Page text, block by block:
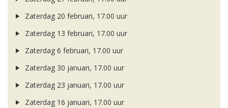
Zaterdag 20 februari, 17.00 uur
Zaterdag 13 februari, 17.00 uur
Zaterdag 6 februari, 17.00 uur
Zaterdag 30 januari, 17.00 uur
Zaterdag 23 januari, 17.00 uur
Zaterdag 16 januari, 17.00 uur